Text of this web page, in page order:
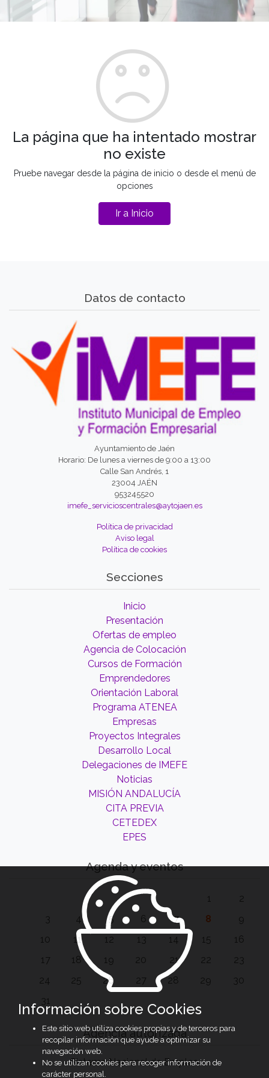
La página que ha intentado mostrar
no existe
Pruebe navegar desde la página de inicio o desde el menú de
opciones
Ir a Inicio
Datos de contacto
Ayuntamiento de Jaén
Horario: De lunes a viernes de 9:00 a 13:00
Calle San Andrés, 1
23004 JAÉN
953245520
imefe_servicioscentrales@aytojaen.es
Política de privacidad
Aviso legal
Política de cookies
Secciones
Inicio
Presentación
Ofertas de empleo
Agencia de Colocación
Cursos de Formación
Emprendedores
Orientación Laboral
Programa ATENEA
Empresas
Proyectos Integrales
Desarrollo Local
Delegaciones de IMEFE
Noticias
MISIÓN ANDALUCÍA
CITA PREVIA
CETEDEX
EPES
Agenda y eventos
1
2
3
4 5 6 7 8
9
10
11 12 13 14 15
16
17
18 19 20 21 22
23
24
25 26 27 28 29
30
31
Agencia autorizada
Sistema Nacional de Empleo
Información sobre Cookies
Este sitio web utiliza cookies propias y de terceros para
recopilar información que ayude a optimizar su
navegación web.
No se utilizan cookies para recoger información de
carácter personal.